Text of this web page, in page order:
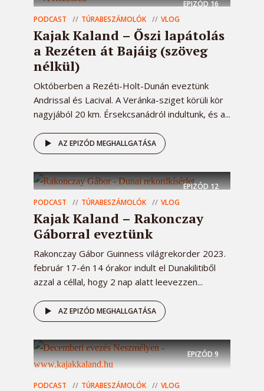
EPIZÓD16
PODCAST
TÚRABESZÁMOLÓK VLOG
Kajak Kaland – Őszi lapátolás
a Rezéten át Bajáig (szöveg
nélkül)
Októberben a Rezéti-Holt-Dunán eveztünk
Andrissal és Lacival. A Veránka-sziget körüli kör
nagyjából 20 km. Érsekcsanádról indultunk, és a...
AZ EPIZÓD MEGHALLGATÁSA
EPIZÓD12
PODCAST
TÚRABESZÁMOLÓK VLOG
Kajak Kaland – Rakonczay
Gáborral eveztünk
Rakonczay Gábor Guinness világrekorder 2023.
február 17-én 14 órakor indult el Dunakilitiből
azzal a céllal, hogy 2 nap alatt leevezzen...
AZ EPIZÓD MEGHALLGATÁSA
EPIZÓD9
PODCAST TÚRABESZÁMOLÓK VLOG